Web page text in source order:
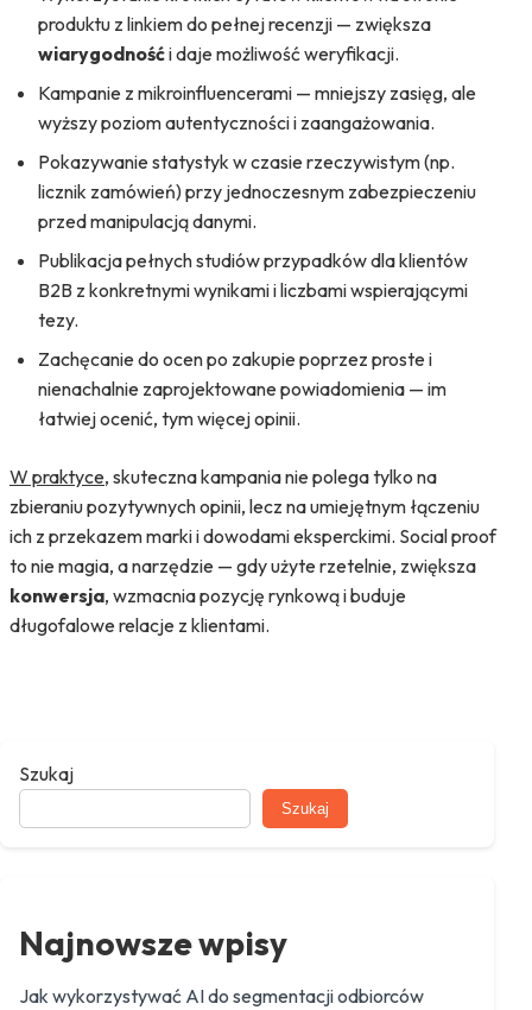
produktu z linkiem do pełnej recenzji — zwiększa
wiarygodnośći daje możliwość weryfikacji.
Kampanie z mikroinfluencerami — mniejszy zasięg, ale
wyższy poziom autentyczności i zaangażowania.
Pokazywanie statystyk w czasie rzeczywistym (np.
licznik zamówień) przy jednoczesnym zabezpieczeniu
przed manipulacją danymi.
Publikacja pełnych studiów przypadków dla klientów
B2B z konkretnymi wynikami i liczbami wspierającymi
tezy.
Zachęcanie do ocen po zakupie poprzez proste i
nienachalnie zaprojektowane powiadomienia — im
łatwiej ocenić, tym więcej opinii.
W praktyce, skuteczna kampania nie polega tylko na
zbieraniu pozytywnych opinii, lecz na umiejętnym łączeniu
ich z przekazem marki i dowodami eksperckimi. Social proof
to nie magia, a narzędzie — gdy użyte rzetelnie, zwiększa
konwersja, wzmacnia pozycję rynkową i buduje
długofalowe relacje z klientami.
Szukaj
Szukaj
Najnowsze wpisy
Jak wykorzystywać AI do segmentacji odbiorców